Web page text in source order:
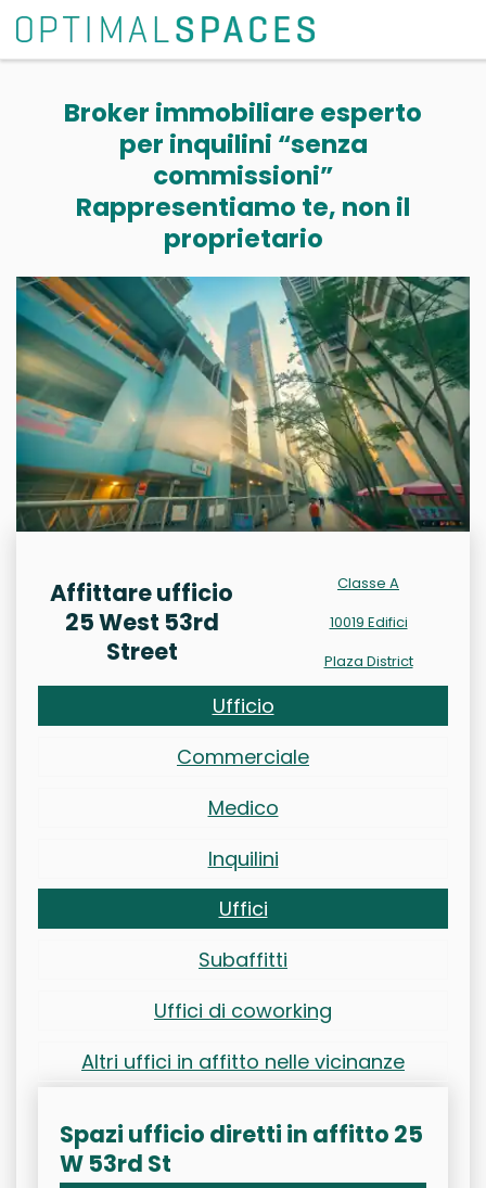
Broker immobiliare esperto
per inquilini “senza
commissioni”
Rappresentiamo te, non il
proprietario
Affittare ufficio
25 West 53rd
Street
Classe A
10019 Edifici
Plaza District
Ufficio
Commerciale
Medico
Inquilini
Uffici
Subaffitti
Uffici di coworking
Altri uffici in affitto nelle vicinanze
Spazi ufficio diretti in affitto 25
W 53rd St